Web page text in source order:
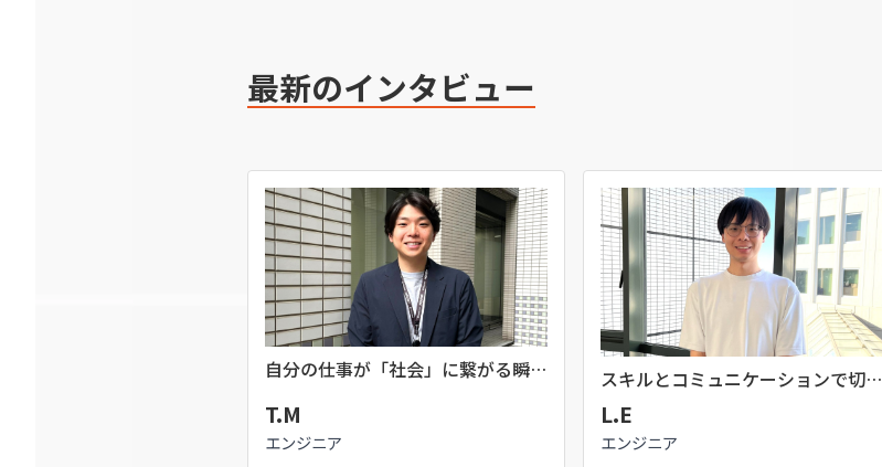
最新のインタビュー
自分の仕事が「社会」に繋がる瞬間
T.M
エンジニア
スキルとコミュニケーションで切り
拓く日本でのキャリア
L.E
エンジニア